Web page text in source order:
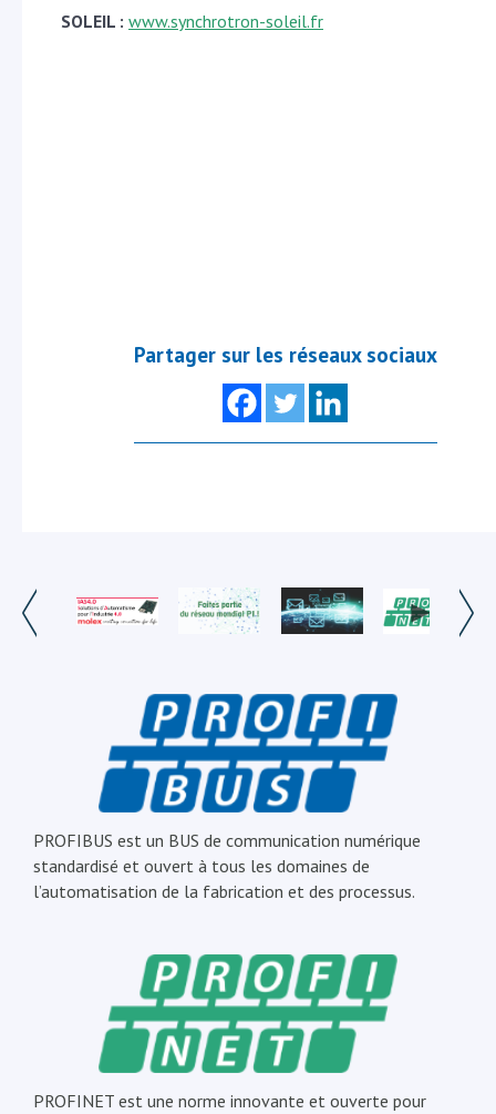
SOLEIL : www.synchrotron-soleil.fr
Partager sur les réseaux sociaux
PROFIBUS est un BUS de communication numérique
standardisé et ouvert à tous les domaines de
l’automatisation de la fabrication et des processus.
PROFINET est une norme innovante et ouverte pour